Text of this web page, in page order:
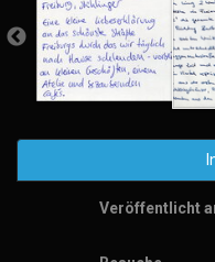
Veröffentlicht